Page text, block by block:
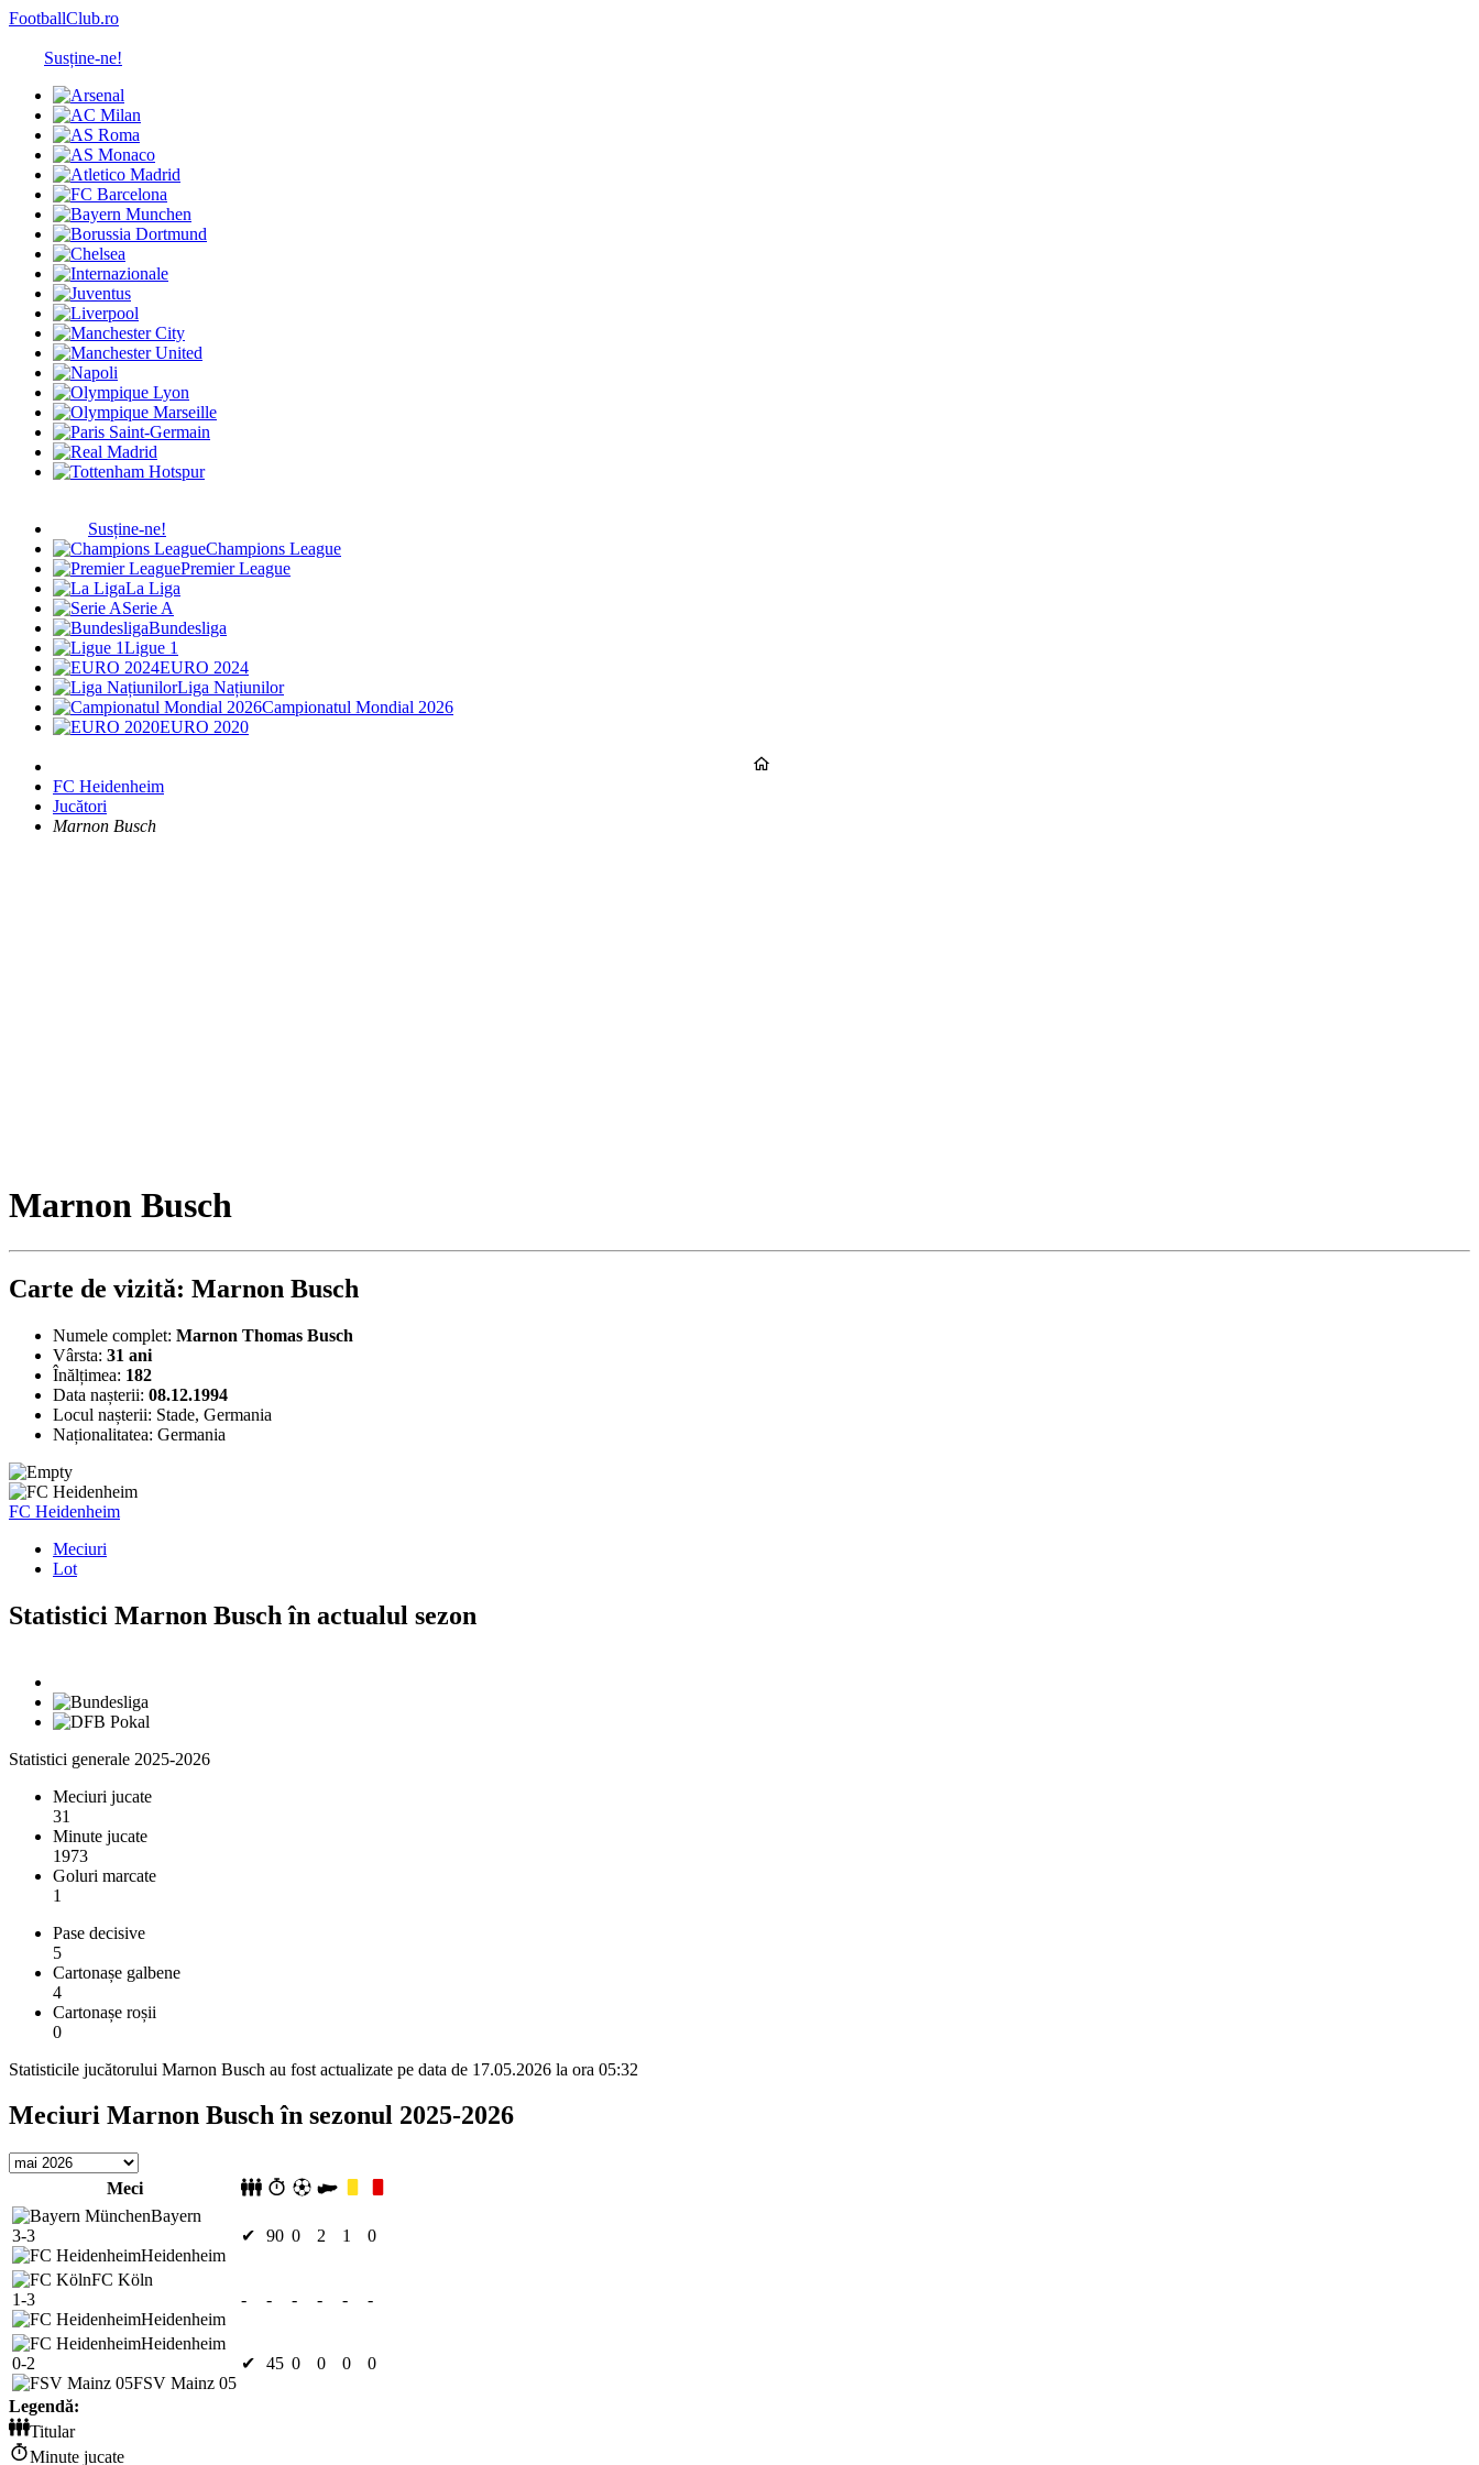
FootballClub.ro
Susține-ne!
Susține-ne!
Champions League
Premier League
La Liga
Serie A
Bundesliga
Ligue 1
EURO 2024
Liga Națiunilor
Campionatul Mondial 2026
EURO 2020
FC Heidenheim
Jucători
Marnon Busch
Marnon Busch
Carte de vizită: Marnon Busch
Numele complet: Marnon Thomas Busch
Vârsta: 31 ani
Înălțimea: 182
Data nașterii: 08.12.1994
Locul nașterii: Stade, Germania
Naționalitatea: Germania
FC Heidenheim
Meciuri
Lot
Statistici Marnon Busch în actualul sezon
Statistici generale 2025-2026
Meciuri jucate
31
Minute jucate
1973
Goluri marcate
1
Pase decisive
5
Cartonașe galbene
4
Cartonașe roșii
0
Statisticile jucătorului Marnon Busch au fost actualizate pe data de 17.05.2026 la ora 05:32
Meciuri Marnon Busch în sezonul 2025-2026
Meci
Bayern
3-3
Heidenheim
✔ 90 0 2 1 0
FC Köln
1-3
Heidenheim
- - - - - -
Heidenheim
0-2
FSV Mainz 05
✔ 45 0 0 0 0
Legendă:
Titular
Minute jucate